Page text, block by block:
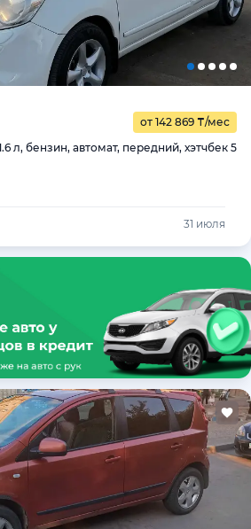
от 142 869 ₸/мес
л, бензин, автомат, передний, хэтчбек 5
31 июля